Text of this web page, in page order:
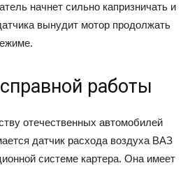
начнет сильно капризничать и
вынудит мотор продолжать
работы
отечественных автомобилей
датчик расхода воздуха ВАЗ
системе картера. Она имеет